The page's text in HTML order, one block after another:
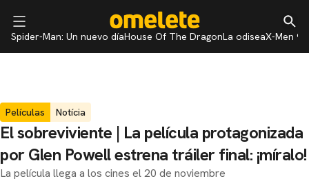
Spider-Man: Un nuevo díaHouse Of The DragonLa odiseaX-Men 97
Películas Notícia
El sobreviviente | La película protagonizada
por Glen Powell estrena tráiler final: ¡míralo!
La película llega a los cines el 20 de noviembre